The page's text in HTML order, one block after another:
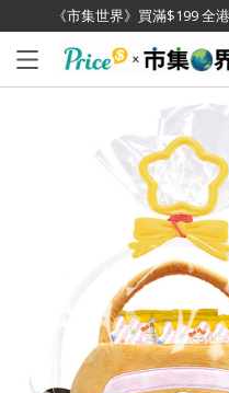
《市集世界》買滿$199 全
已加入購物車